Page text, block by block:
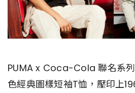
PUMA x Coca-Cola 聯名系
色經典圖樣短袖T恤，壓印上